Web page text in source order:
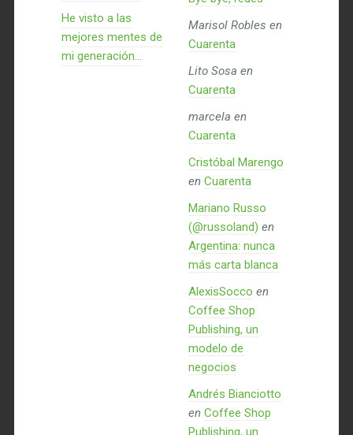
He visto a las
mejores mentes de
mi generación…
Marisol Robles en
Cuarenta
Lito Sosa en
Cuarenta
marcela en
Cuarenta
Cristóbal Marengo
en Cuarenta
Mariano Russo
(@russoland) en
Argentina: nunca
más carta blanca
AlexisSocco en
Coffee Shop
Publishing, un
modelo de
negocios
Andrés Bianciotto
en Coffee Shop
Publishing, un